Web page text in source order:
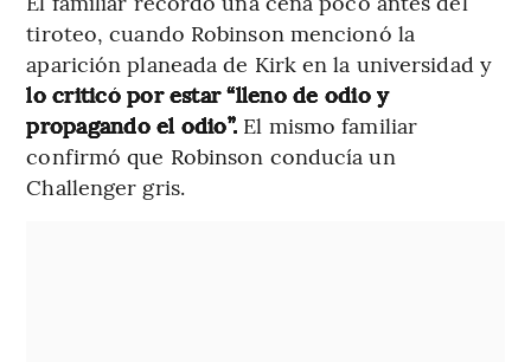
tiroteo, cuando Robinson mencionó la
aparición planeada de Kirk en la universidad y
lo criticó por estar “lleno de odio y
propagando el odio”. El mismo familiar
confirmó que Robinson conducía un
Challenger gris.